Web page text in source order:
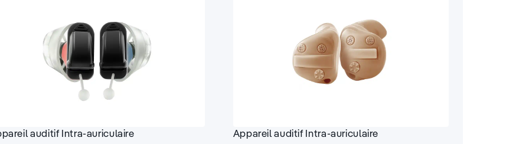
auditifIntra-auriculaire Appareil auditifIntra-auriculaire